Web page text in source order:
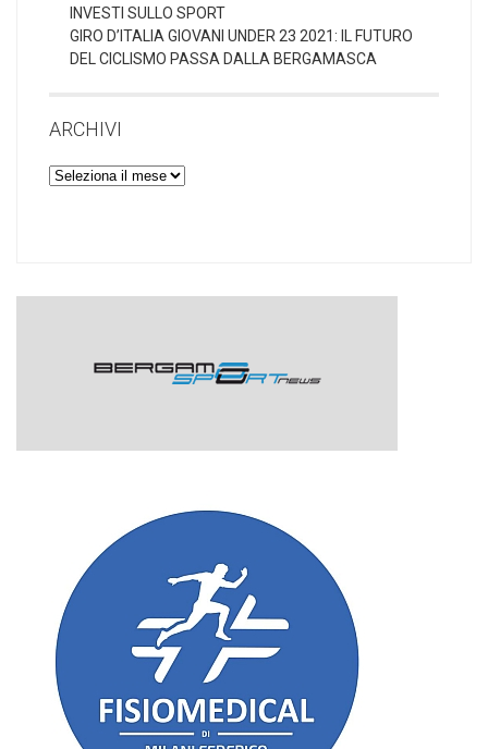
INVESTI SULLO SPORT
GIRO D’ITALIA GIOVANI UNDER 23 2021: IL FUTURO
DEL CICLISMO PASSA DALLA BERGAMASCA
ARCHIVI
Archivi